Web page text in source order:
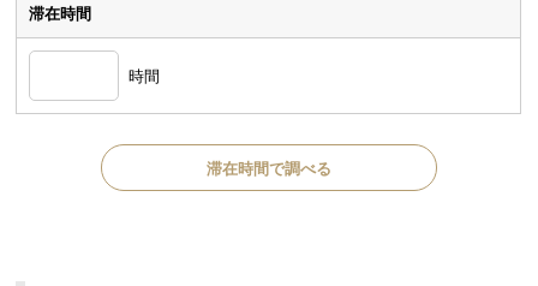
滞在時間
時間
滞在時間で調べる